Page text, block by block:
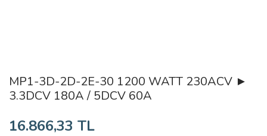
MP1-3D-2D-2E-30 1200 WATT 230ACV ►
3.3DCV 180A / 5DCV 60A
16.866,33 TL